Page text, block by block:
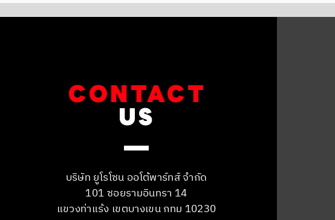
CONTACT
US
บริษัท ยูโรโซน ออโต้พาร์ทส์ จำกัด
101 ซอยรามอินทรา 14
แขวงท่าแร้ง เขตบางเขน กทม 10230